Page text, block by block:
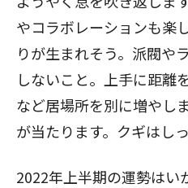
やコラボレーションも楽
りが生まれそう。派閥や
しないこと。上手に距離
など居場所を別に増やし
が当たります。クギはし
2022年上半期の運勢は